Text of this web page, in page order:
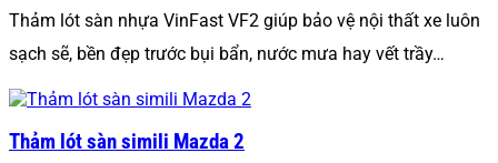
Thảm lót sàn nhựa VinFast VF2 giúp bảo vệ nội thất xe luôn
sạch sẽ, bền đẹp trước bụi bẩn, nước mưa hay vết trầy…
Thảm lót sàn simili Mazda 2